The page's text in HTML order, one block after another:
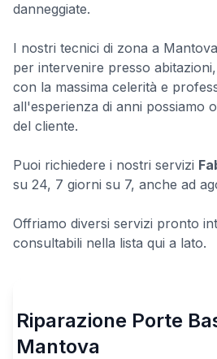
danneggiate.
I nostri tecnici di zona a
per intervenire presso
con la massima celerità e
all'esperienza di anni possiamo
del cliente.
Puoi richiedere i nostri servizi
su 24, 7 giorni su 7, anche ad
Offriamo diversi servizi pronto
consultabili nella lista qui a lato.
Riparazione Porte
Mantova